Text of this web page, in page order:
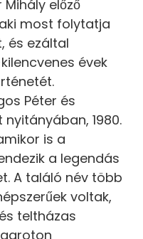
előző
most folytatja
és ezáltal
évek
Péter és
nyitányában, 1980.
is a
a legendás
A találó név több
voltak,
teltházas